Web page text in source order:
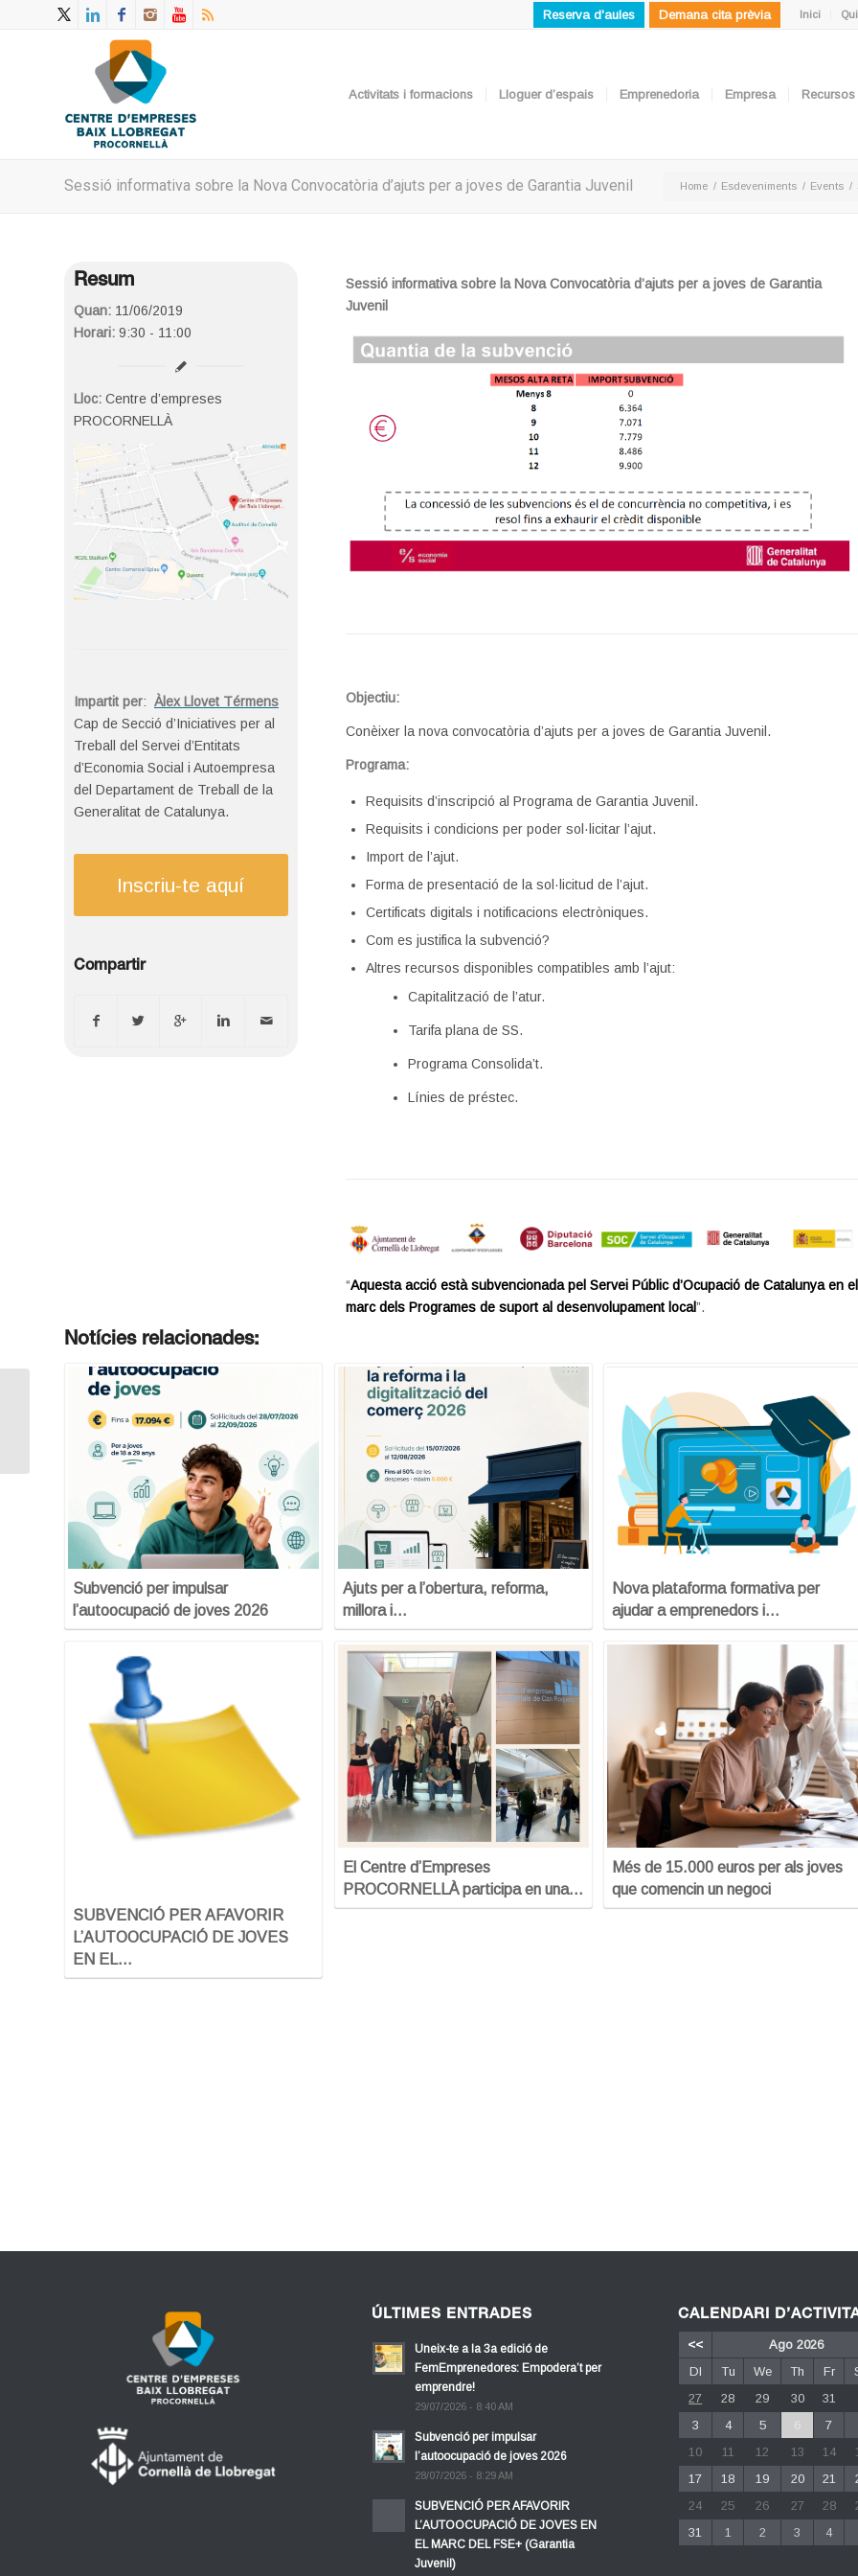
Inici
Reserva d'aules Demana cita prèvia
Activitats i formacions Lloguer d’espais Emprenedoria Empresa Recursos
Sessió informativa sobre la Nova Convocatòria d’ajuts per a joves de Garantia Juvenil Home / Esdeveniments / Events /
Resum
Quan: 11/06/2019
Horari: 9:30 - 11:00
Lloc: Centre d’empreses
PROCORNELLÀ
Impartit per: Àlex Llovet Térmens
Cap de Secció d’Iniciatives per al
Treball del Servei d’Entitats
d’Economia Social i Autoempresa
del Departament de Treball de la
Generalitat de Catalunya.
Inscriu-te aquí
Compartir
Sessió informativa sobre la Nova Convocatòria d’ajuts per a joves de Garantia
Juvenil
Objectiu:
Conèixer la nova convocatòria d’ajuts per a joves de Garantia Juvenil.
Programa:
Requisits d’inscripció al Programa de Garantia Juvenil.
Requisits i condicions per poder sol·licitar l’ajut.
Import de l’ajut.
Forma de presentació de la sol·licitud de l’ajut.
Certificats digitals i notificacions electròniques.
Com es justifica la subvenció?
Altres recursos disponibles compatibles amb l’ajut:
Capitalització de l’atur.
Tarifa plana de SS.
Programa Consolida’t.
Línies de préstec.
“Aquesta acció està subvencionada pel Servei Públic d’Ocupació de Catalunya en el
marc dels Programes de suport al desenvolupament local”.
Notícies relacionades:
Subvenció per impulsar
l’autoocupació de joves 2026
SUBVENCIÓ PER AFAVORIR
L’AUTOOCUPACIÓ DE JOVES
EN EL…
Ajuts per a l’obertura, reforma,
millora i…
El Centre d’Empreses
PROCORNELLÀ participa en una…
Nova plataforma formativa per
ajudar a emprenedors i…
Més de 15.000 euros per als joves
que comencin un negoci
ÚLTIMES ENTRADES
Uneix-te a la 3a edició de
FemEmprenedores: Empodera’t per
emprendre!
29/07/2026 - 8:40 AM
Subvenció per impulsar
l’autoocupació de joves 2026
28/07/2026 - 8:29 AM
SUBVENCIÓ PER AFAVORIR
L’AUTOOCUPACIÓ DE JOVES EN
EL MARC DEL FSE+ (Garantia
Juvenil)
CALENDARI
<<
Ago 2026
Dl
Tu We Th Fr
27
28 29 30
31
3
4 5 6
7
10
11 12 13 14
17
18 19 20 21
24
25 26 27 28
31
1 2 3 4
Introducció a l’emprenedoria